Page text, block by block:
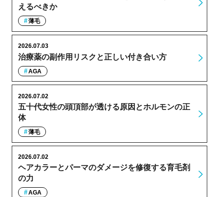
えるべきか
薄毛
治療薬の副作用リスクと正しい付き合い方
2026.07.03
AGA
五十代女性の頭頂部が透ける原因とホルモンの正
体
2026.07.02
薄毛
ヘアカラーとパーマのダメージを修復する育毛剤
の力
2026.07.02
AGA